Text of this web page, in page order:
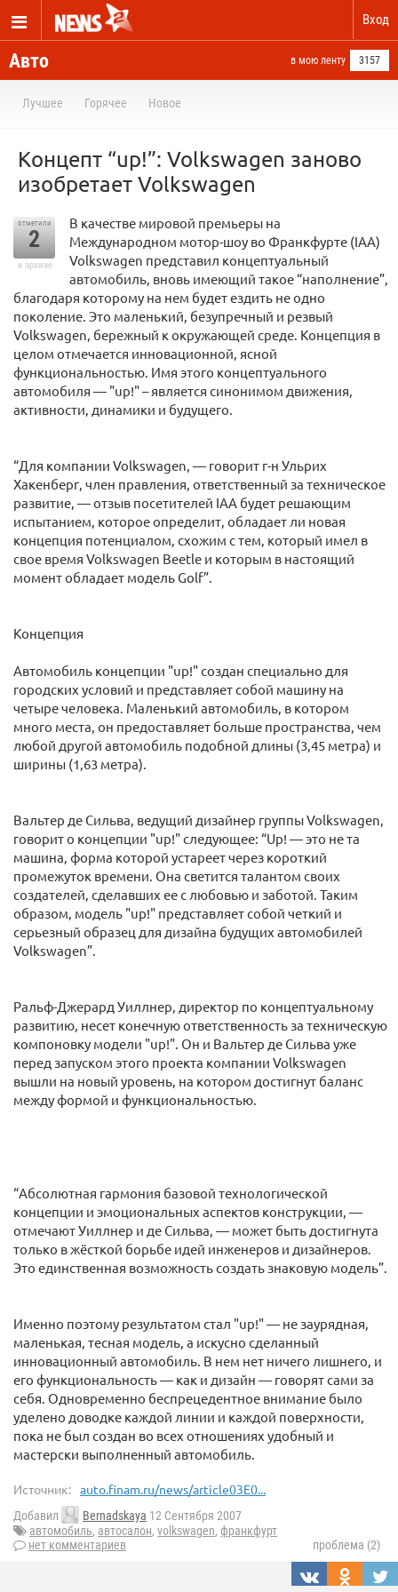
Вход
Авто в мою ленту 3157
Лучшее Горячее Новое
Концепт “up!”: Volkswagen заново
изобретает Volkswagen
отметили
2
в архиве
В качестве мировой премьеры на
Международном мотор-шоу во Франкфурте (IAA)
Volkswagen представил концептуальный
автомобиль, вновь имеющий такое “наполнение”,
благодаря которому на нем будет ездить не одно
поколение. Это маленький, безупречный и резвый
Volkswagen, бережный к окружающей среде. Концепция в
целом отмечается инновационной, ясной
функциональностью. Имя этого концептуального
автомобиля — "up!" – является синонимом движения,
активности, динамики и будущего.
“Для компании Volkswagen, — говорит г-н Ульрих
Хакенберг, член правления, ответственный за техническое
развитие, — отзыв посетителей IAA будет решающим
испытанием, которое определит, обладает ли новая
концепция потенциалом, схожим с тем, который имел в
свое время Volkswagen Beetle и которым в настоящий
момент обладает модель Golf”.
Концепция
Автомобиль концепции "up!" создан специально для
городских условий и представляет собой машину на
четыре человека. Маленький автомобиль, в котором
много места, он предоставляет больше пространства, чем
любой другой автомобиль подобной длины (3,45 метра) и
ширины (1,63 метра).
Вальтер де Сильва, ведущий дизайнер группы Volkswagen,
говорит о концепции "up!" следующее: “Up! — это не та
машина, форма которой устареет через короткий
промежуток времени. Она светится талантом своих
создателей, сделавших ее с любовью и заботой. Таким
образом, модель "up!" представляет собой четкий и
серьезный образец для дизайна будущих автомобилей
Volkswagen”.
Ральф-Джерард Уиллнер, директор по концептуальному
развитию, несет конечную ответственность за техническую
компоновку модели "up!". Он и Вальтер де Сильва уже
перед запуском этого проекта компании Volkswagen
вышли на новый уровень, на котором достигнут баланс
между формой и функциональностью.
“Абсолютная гармония базовой технологической
концепции и эмоциональных аспектов конструкции, —
отмечают Уиллнер и де Сильва, — может быть достигнута
только в жёсткой борьбе идей инженеров и дизайнеров.
Это единственная возможность создать знаковую модель”.
Именно поэтому результатом стал "up!" — не заурядная,
маленькая, тесная модель, а искусно сделанный
инновационный автомобиль. В нем нет ничего лишнего, и
его функциональность — как и дизайн — говорят сами за
себя. Одновременно беспрецедентное внимание было
уделено доводке каждой линии и каждой поверхности,
пока не был создан во всех отношениях удобный и
мастерски выполненный автомобиль.
Источник: auto.finam.ru/news/article03E0...
Добавил Bernadskaya 12 Сентября 2007
автомобиль, автосалон, volkswagen, франкфурт
нет комментариев
проблема (2)